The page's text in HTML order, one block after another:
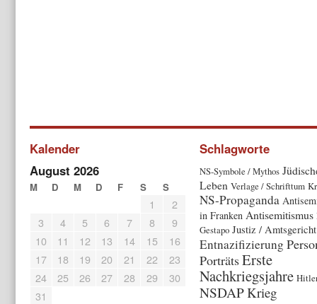
Kalender
August 2026
M D M D F S S
1
2
3
4 5 6 7 8
9
10
11 12 13 14 15
16
17
18 19 20 21 22
23
24
25 26 27 28 29
30
31
Schlagworte
NS-Symbole / Mythos
Leben Verlage / Schrifttum
NS-Propaganda
in Franken Antisemitismus
Gestapo Justiz / Amtsgericht
Entnazifizierung
PorträtsErste
Nachkriegsjahre
NSDAPKrieg